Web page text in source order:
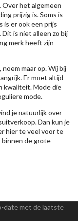
Over het algemeen
prijzig is. Soms is
is er ook een prijs
is niet alleen zo bij
merk heeft zijn
noem maar op. Wij bij
Er moet altijd
kwaliteit. Mode die
mode.
je natuurlijk over
Dan kun je
hier te veel voor te
binnen de grote
date met de laatste